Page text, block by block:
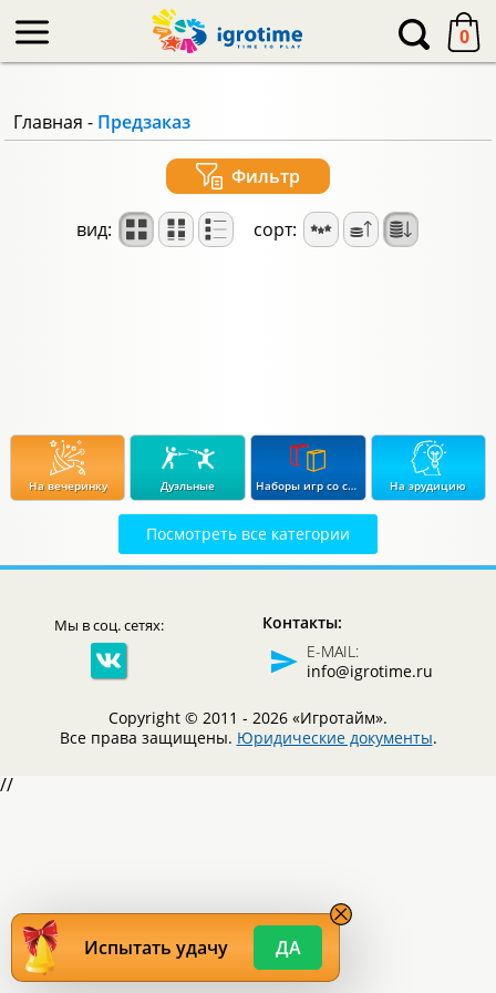
0
Главная - Предзаказ
Фильтр
вид: сорт:
Дуэльные Наборы игр со скидкой до 15% На эрудицию
Стратегические
На вечеринку
В дорогу
Логические Детективные В подарок
Посмотреть все категории
Мы в соц. сетях:
Контакты:
E-MAIL:
info@igrotime.ru
Copyright © 2011 - 2026 «Игротайм».
Все права защищены. Юридические документы.
//
Испытать удачу ДА